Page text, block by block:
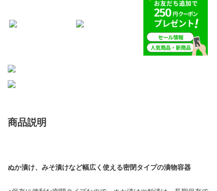
商品説明
ぬか漬け、みそ漬けなど幅広く使える密閉タイプの漬物容器